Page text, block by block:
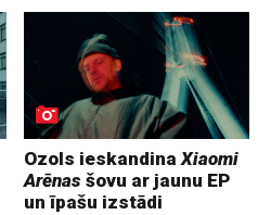
Ozols ieskandinaXiaomi
Arēnas šovu ar jaunu EP
un īpašu izstādi